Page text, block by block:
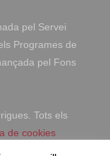
pel Servei
Programes de
pel Fons
Tots els
de cookies